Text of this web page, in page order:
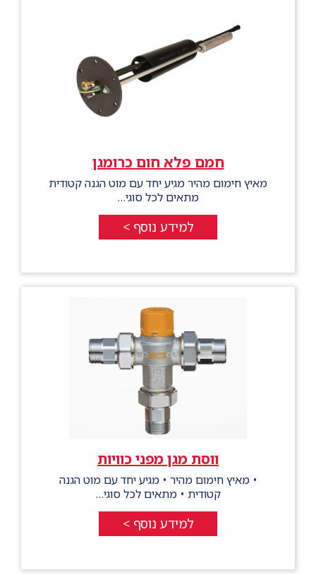
חמם פלא חום כרומגן
מאיץ חימום מהיר מגיע יחד עם מוט הגנה קטודית
מתאים לכל סוגי…
למידע נוסף >
ווסת מגן מפני כוויות
• מאיץ חימום מהיר • מגיע יחד עם מוט הגנה
קטודית • מתאים לכל סוגי…
למידע נוסף >